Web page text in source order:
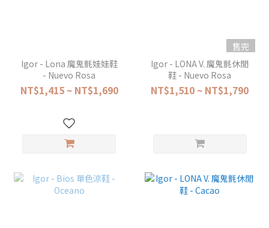
Igor - Lona 魔鬼氈娃娃鞋
- Nuevo Rosa
NT$1,415 ~ NT$1,690
售完
Igor - LONA V. 魔鬼氈休閒
鞋 - Nuevo Rosa
NT$1,510 ~ NT$1,790